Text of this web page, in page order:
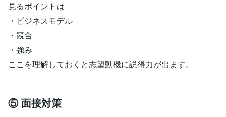
見るポイントは
・ビジネスモデル
・競合
・強み
ここを理解しておくと志望動機に説得力が出ます。
⑤ 面接対策